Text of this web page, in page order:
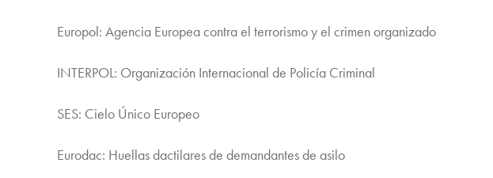
Europol: Agencia Europea contra el terrorismo y el crimen organizado
INTERPOL: Organización Internacional de Policía Criminal
SES: Cielo Único Europeo
Eurodac: Huellas dactilares de demandantes de asilo